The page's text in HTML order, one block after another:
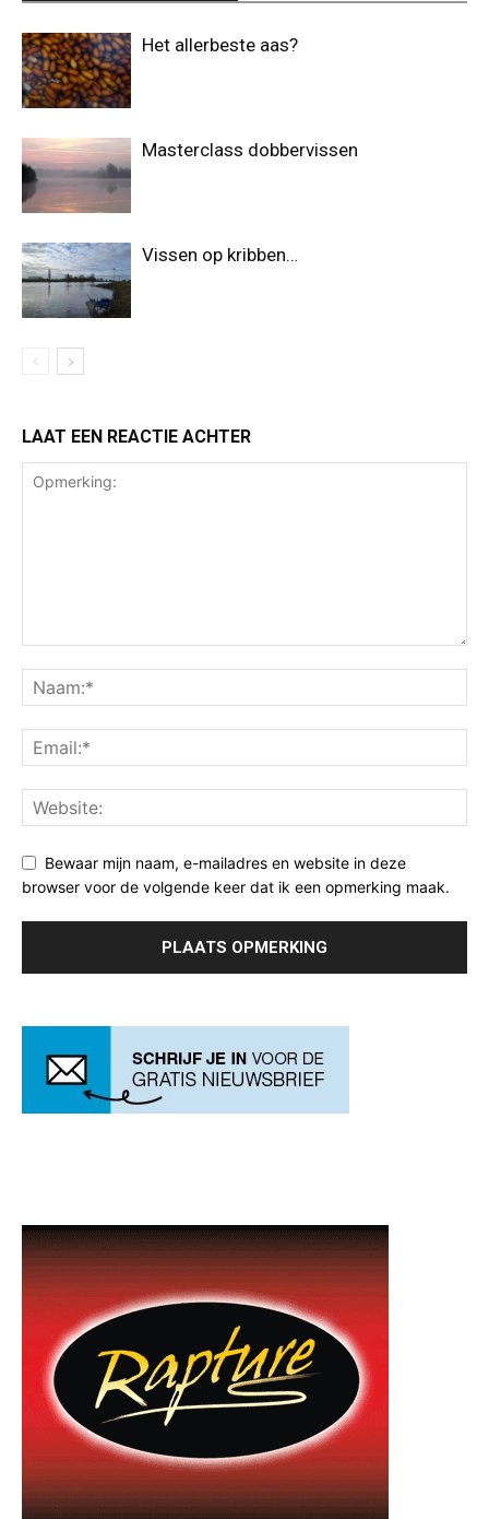
Het allerbeste aas?
Masterclass dobbervissen
Vissen op kribben…
LAAT EEN REACTIE ACHTER
Bewaar mijn naam, e-mailadres en website in deze
browser voor de volgende keer dat ik een opmerking maak.